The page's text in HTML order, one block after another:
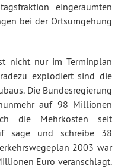
eingeräumten
bei der Ortsumgehung
nicht nur im Terminplan
explodiert sind die
Die Bundesregierung
auf 98 Millionen
die Mehrkosten seit
sage und schreibe 38
2003 war
Euro veranschlagt.